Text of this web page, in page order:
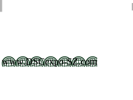
www.DSCexpo-SZ.com